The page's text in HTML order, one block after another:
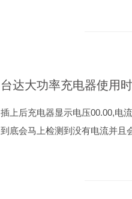
台达大功率充电器使用
插上后充电器显示电压00.00,电
到底会马上检测到没有电流并且